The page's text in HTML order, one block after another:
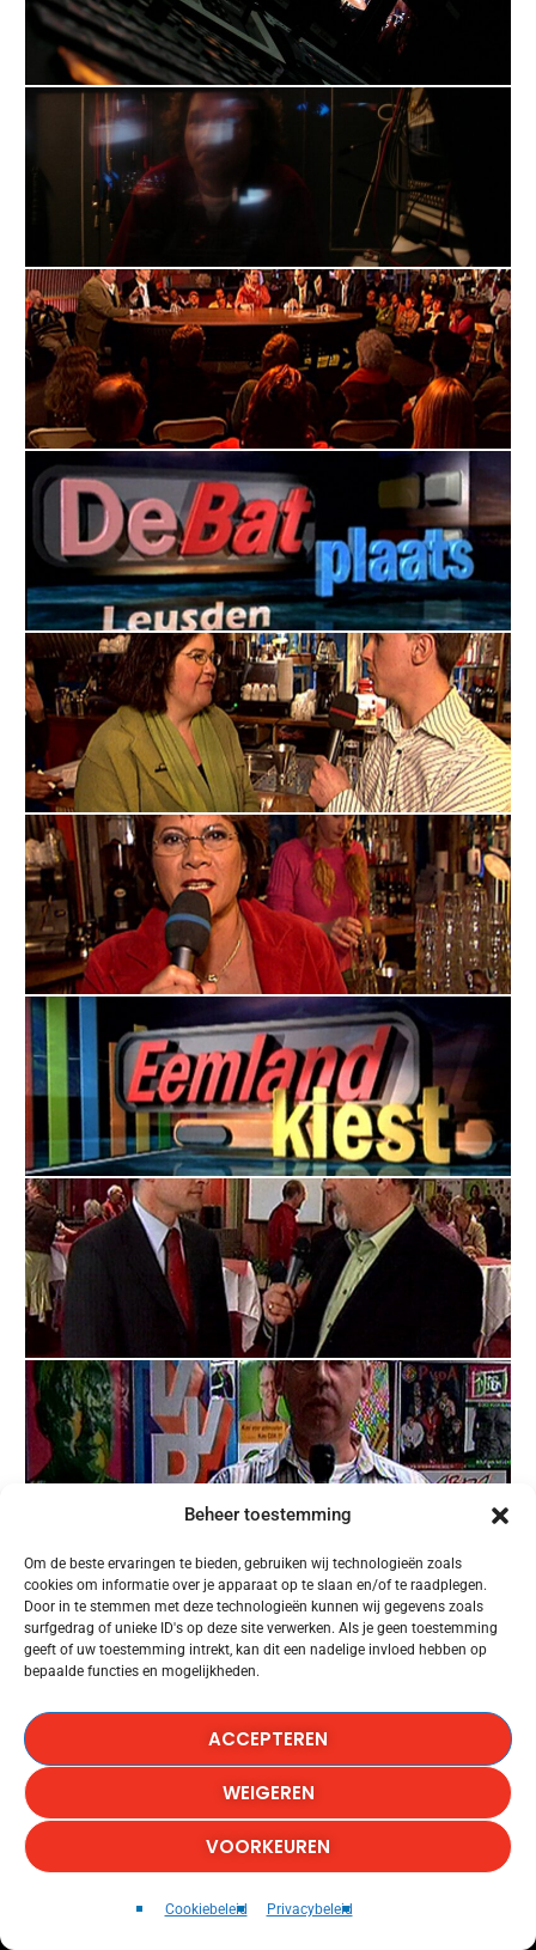
Beheer toestemming
Om de beste ervaringen te bieden, gebruiken wij technologieën zoals
cookies om informatie over je apparaat op te slaan en/of te raadplegen.
Door in te stemmen met deze technologieën kunnen wij gegevens zoals
surfgedrag of unieke ID's op deze site verwerken. Als je geen toestemming
geeft of uw toestemming intrekt, kan dit een nadelige invloed hebben op
bepaalde functies en mogelijkheden.
ACCEPTEREN
WEIGEREN
VOORKEUREN
Cookiebeleid Privacybeleid
NOW IS THE TIME